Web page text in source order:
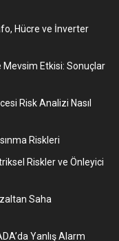
Hücre ve İnverter
Etkisi: Sonuçlar
Risk Analizi Nasıl
Riskleri
Riskler ve Önleyici
Saha
Yanlış Alarm